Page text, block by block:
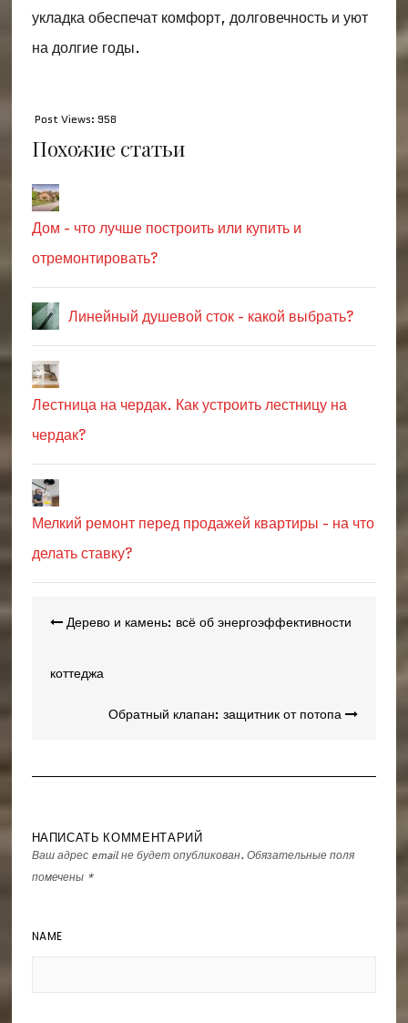
укладка обеспечат комфорт, долговечность и уют
на долгие годы.
Post Views: 958
Похожие статьи
Дом - что лучше построить или купить и
отремонтировать?
Линейный душевой сток - какой выбрать?
Лестница на чердак. Как устроить лестницу на
чердак?
Мелкий ремонт перед продажей квартиры - на что
делать ставку?
Навигация
записям
Дерево и камень: всё об энергоэффективности
коттеджа
Обратный клапан: защитник от потопа
НАПИСАТЬ КОММЕНТАРИЙ
Ваш адрес email не будет опубликован. Обязательные поля
помечены *
NAME